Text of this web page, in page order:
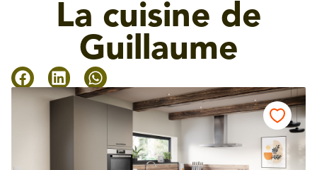
La cuisine de
Guillaume